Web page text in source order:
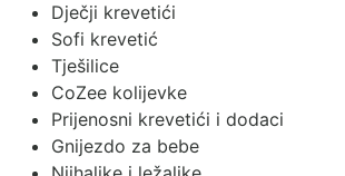
Dječji krevetići
Sofi krevetić
Tješilice
CoZee kolijevke
Prijenosni krevetići i dodaci
Gnijezdo za bebe